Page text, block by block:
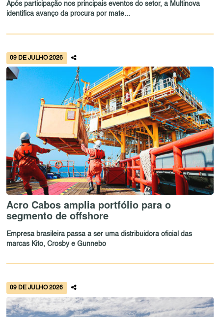
Após participação nos principais eventos do setor, a Multinova
identifica avanço da procura por mate...
09 DE JULHO 2026
Acro Cabos amplia portfólio para o
segmento de offshore
Empresa brasileira passa a ser uma distribuidora oficial das
marcas Kito, Crosby e Gunnebo
09 DE JULHO 2026